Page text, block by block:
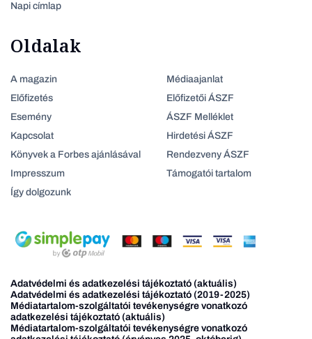
Napi címlap
Oldalak
A magazin
Előfizetés
Esemény
Kapcsolat
Könyvek a Forbes ajánlásával
Impresszum
Így dolgozunk
Médiaajanlat
Előfizetői ÁSZF
ÁSZF Melléklet
Hirdetési ÁSZF
Rendezveny ÁSZF
Támogatói tartalom
Adatvédelmi és adatkezelési tájékoztató (aktuális)
Adatvédelmi és adatkezelési tájékoztató (2019-2025)
Médiatartalom-szolgáltatói tevékenységre vonatkozó
adatkezelési tájékoztató (aktuális)
Médiatartalom-szolgáltatói tevékenységre vonatkozó